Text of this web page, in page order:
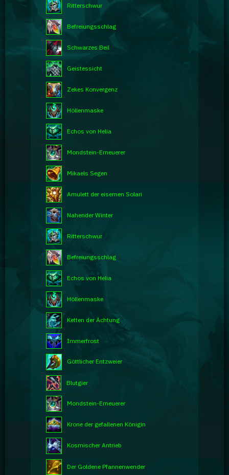
Ritterschwur
Befreiungsschlag
Schwarzes Beil
Geistessicht
Zekes Konvergenz
Höllenmaske
Echos von Helia
Mondstein-Erneuerer
Mikaels Segen
Amulett der eisernen Solari
Nahender Winter
Ritterschwur
Befreiungsschlag
Echos von Helia
Höllenmaske
Ketten der Ächtung
Immerfrost
Göttlicher Entzweier
Blutgier
Mondstein-Erneuerer
Krone der gefallenen Königin
Kosmischer Antrieb
Der Goldene Pfannenwender